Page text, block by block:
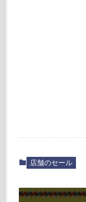
店舗のセール